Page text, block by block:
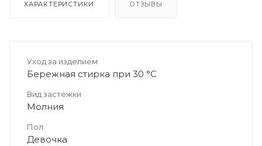
ХАРАКТЕРИСТИКИ ОТЗЫВЫ
Уход за изделием
Бережная стирка при 30 °C
Вид застежки
Молния
Пол
Девочка